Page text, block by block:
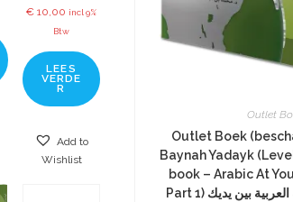
Outlet
Outlet Boek
Baynah Yadayk
book – Arabic At
Part 1) سلسلة العربية بين يديك – Arabisch
€ 10,00 incl 9%
Btw
LEES
VERDE
R
Add to
Wishlist